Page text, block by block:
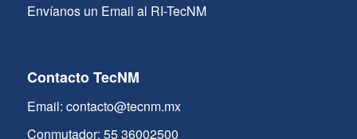
Envíanos un Email al RI-TecNM
Contacto TecNM
Email: contacto@tecnm.mx
Conmutador: 55 36002500